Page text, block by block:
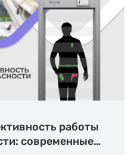
работы
современные